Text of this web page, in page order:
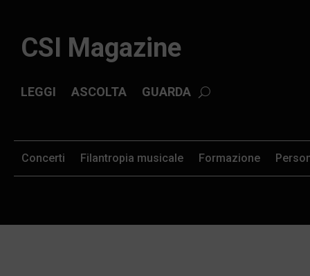
CSI Magazine
ASCOLTA GUARDA
LEGGI
Formazione
Concerti Filantropia musicale